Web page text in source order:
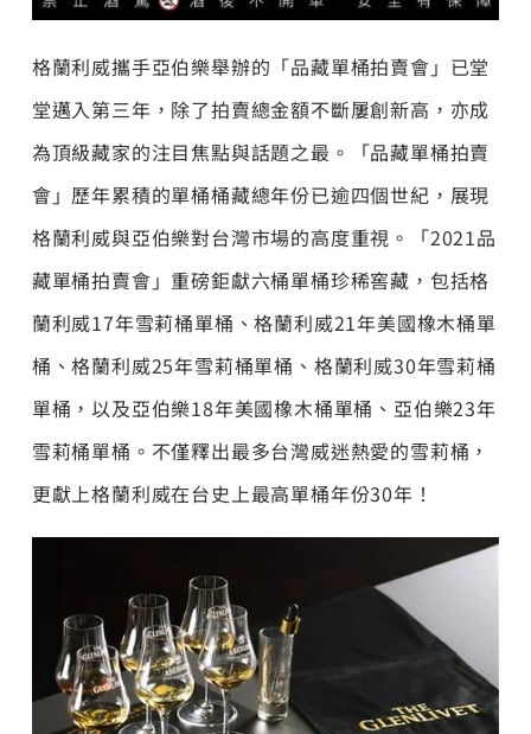
格蘭利威攜手亞伯樂舉辦的「品藏單桶拍賣會」已堂
堂邁入第三年，除了拍賣總金額不斷屢創新高，亦成
為頂級藏家的注目焦點與話題之最。「品藏單桶拍賣
會」歷年累積的單桶桶藏總年份已逾四個世紀，展現
格蘭利威與亞伯樂對台灣市場的高度重視。「2021品
藏單桶拍賣會」重磅鉅獻六桶單桶珍稀窖藏，包括格
蘭利威17年雪莉桶單桶、格蘭利威21年美國橡木桶單
桶、格蘭利威25年雪莉桶單桶、格蘭利威30年雪莉桶
單桶，以及亞伯樂18年美國橡木桶單桶、亞伯樂23年
雪莉桶單桶。不僅釋出最多台灣威迷熱愛的雪莉桶，
更獻上格蘭利威在台史上最高單桶年份30年！